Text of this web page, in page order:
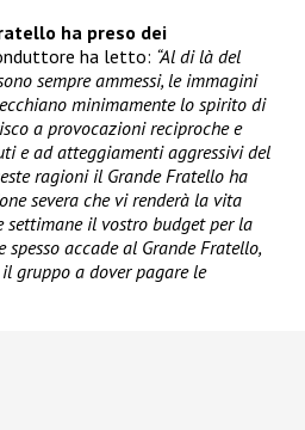
ha preso dei
ha letto: “Al di là del
sempre ammessi, le immagini
minimamente lo spirito di
a provocazioni reciproche e
e ad atteggiamenti aggressivi del
ragioni il Grande Fratello ha
severa che vi renderà la vita
settimane il vostro budget per la
spesso accade al Grande Fratello,
gruppo a dover pagare le